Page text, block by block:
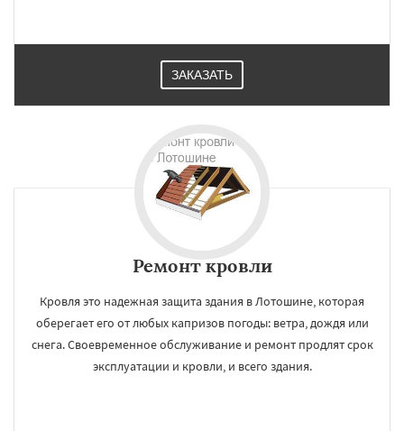
ЗАКАЗАТЬ
Ремонт кровли
Кровля это надежная защита здания в Лотошине, которая
оберегает его от любых капризов погоды: ветра, дождя или
снега. Своевременное обслуживание и ремонт продлят срок
эксплуатации и кровли, и всего здания.